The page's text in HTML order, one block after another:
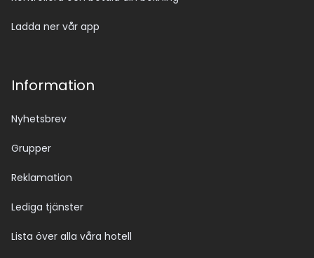
Ladda ner vår app
Information
Nyhetsbrev
Grupper
Reklamation
Lediga tjänster
Lista över alla våra hotell